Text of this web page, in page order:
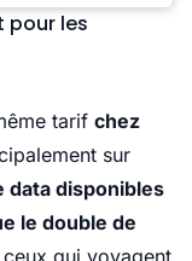
pour les
tarif chez
sur
data disponibles
le double de
qui voyagent